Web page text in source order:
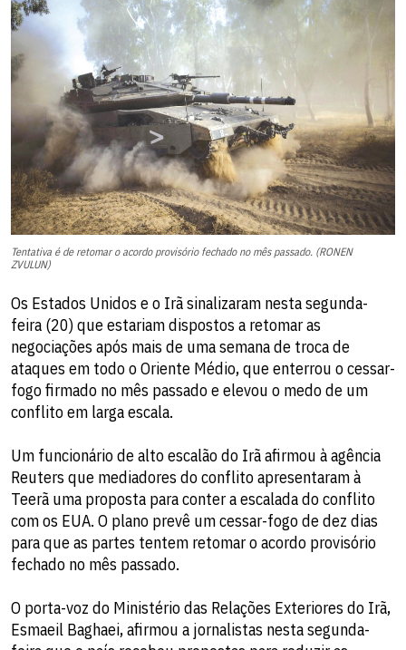
Tentativa é de retomar o acordo provisório fechado no mês passado. (RONEN
ZVULUN)
Os Estados Unidos e o Irã sinalizaram nesta segunda-
feira (20) que estariam dispostos a retomar as
negociações após mais de uma semana de troca de
ataques em todo o Oriente Médio, que enterrou o cessar-
fogo firmado no mês passado e elevou o medo de um
conflito em larga escala.
Um funcionário de alto escalão do Irã afirmou à agência
Reuters que mediadores do conflito apresentaram à
Teerã uma proposta para conter a escalada do conflito
com os EUA. O plano prevê um cessar-fogo de dez dias
para que as partes tentem retomar o acordo provisório
fechado no mês passado.
O porta-voz do Ministério das Relações Exteriores do Irã,
Esmaeil Baghaei, afirmou a jornalistas nesta segunda-